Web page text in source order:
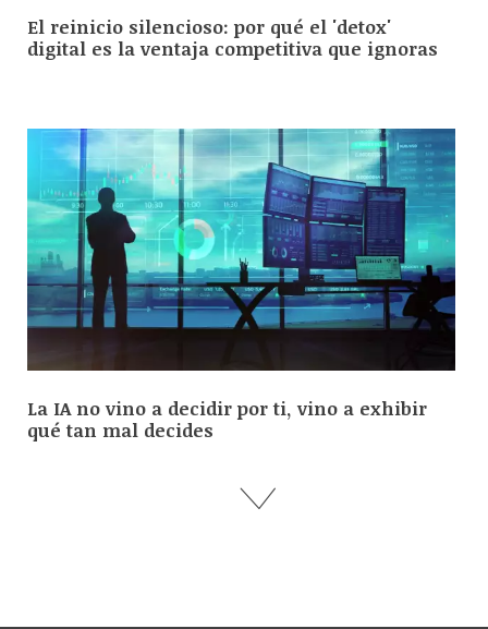
El reinicio silencioso: por qué el 'detox'
digital es la ventaja competitiva que ignoras
La IA no vino a decidir por ti, vino a exhibir
qué tan mal decides